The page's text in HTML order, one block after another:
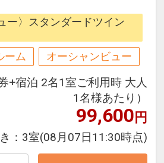
くのに最適です。
典☆
大浴場滞在中利用可
～10:00(最終入場
～23:00(最終入場22:45)
ール滞在中利用可
ル間の無料シャトルバ
マハイナ⇔マハイナ⇔ロイ
ホテル美ら海
ー〉スタンダードツイン
ーム オーシャンビュー
+宿泊 2名1室ご利用時 大人
1名様あたり）
99,600円
： 3室(08月07日11:30時点)